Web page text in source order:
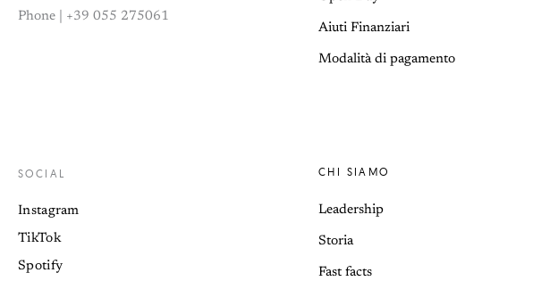
Phone | +39 055 275061
Aiuti Finanziari
Modalità di pagamento
SOCIAL
Instagram
TikTok
Spotify
CHI SIAMO
Leadership
Storia
Fast facts